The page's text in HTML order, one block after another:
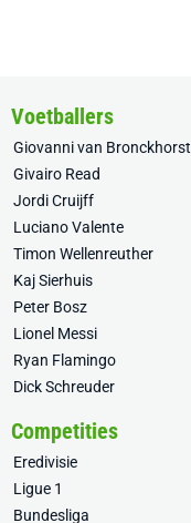
Voetballers
Giovanni van Bronckhorst
Givairo Read
Jordi Cruijff
Luciano Valente
Timon Wellenreuther
Kaj Sierhuis
Peter Bosz
Lionel Messi
Ryan Flamingo
Dick Schreuder
Competities
Eredivisie
Ligue 1
Bundesliga